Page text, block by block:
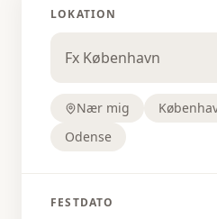
LOKATION
Nær mig
Odense
FESTDATO